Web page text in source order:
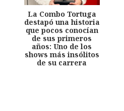
La Combo Tortuga
destapó una historia
que pocos conocían
de sus primeros
años: Uno de los
shows más insólitos
de su carrera